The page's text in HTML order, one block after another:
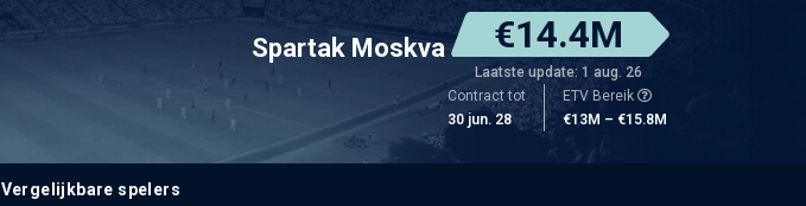
Spartak Moskva €14.4M
Laatste update: 1 aug. 26
Contract tot
30 jun. 28
ETV Bereik
€13M – €15.8M
Vergelijkbare spelers